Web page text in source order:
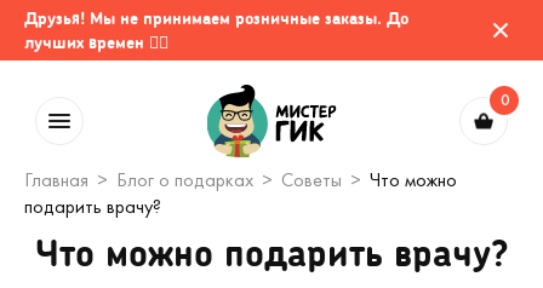
Друзья! Мы не принимаем розничные заказы. До
лучших времен 🤷‍♂️
0
Главная Блог о подарках Советы
Что можно
подарить врачу?
Что можно подарить врачу?